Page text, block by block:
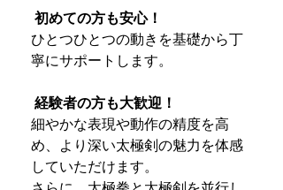
初めての方も安心！
ひとつひとつの動きを基礎から丁
寧にサポートします。
経験者の方も大歓迎！
細やかな表現や動作の精度を高
め、より深い太極剣の魅力を体感
していただけます。